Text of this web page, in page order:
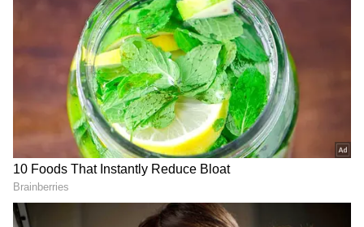
అలా అని.. మరీ ఉప్పు ఎక్కువగా తీసుకోవడం మంచిది
కాదు. ఎక్కువగా తీసుకుంటే మనం పిలవకుండానే చాలా
రోగాలు వచ్చి.. మన బాడీలోకి చేరిపోతాయి. అలా అని..
అసలు తీసుకోకున్నా సమస్యే. అందుకే ఉప్పును చాలా
మితంగా తీసుకోవాలి. చాలా మంది.. ఉప్పు తింటే మంచిది
కాదు అని పూర్తిగా దానిని ఎవాయిడ్ చేస్తారు. అసలు.. ఒక్క
వారం రోజులు ఉప్పు తినకుండా ఉంటే మన శరీరానికి
ఏమౌతుందో ఓసారి చూద్దాం...